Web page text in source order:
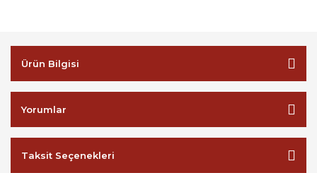
Ürün Bilgisi
Yorumlar
Taksit Seçenekleri